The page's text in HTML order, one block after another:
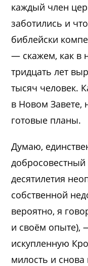
каждый член
заботились и
библейски
— скажем, как в
тридцать лет
тысяч человек.
в Новом Завете,
готовые планы.
Думаю,
десятилетия
собственной
вероятно, я
и своём опыте),
искупленную
милость и снова